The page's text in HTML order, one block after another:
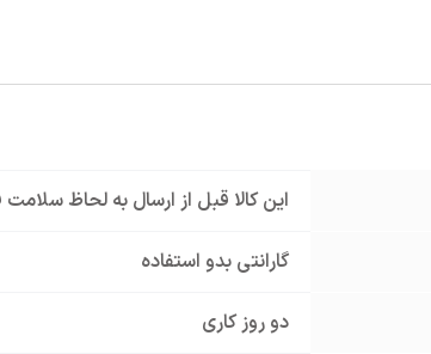
این کالا قبل از ارسال به لحاظ
گارانتی بدو استفاده
دو روز کاری